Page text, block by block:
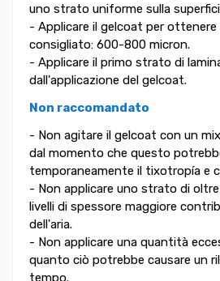
uno strato uniforme sulla
- Applicare il gelcoat per ottenere
consigliato: 600-800 micron.
- Applicare il primo strato di
dall'applicazione del gelcoat.
Non raccomandato
- Non agitare il gelcoat con un
dal momento che questo
temporaneamente il tixotropía e
- Non applicare uno strato di
livelli di spessore maggiore
dell'aria.
- Non applicare una quantità
quanto ciò potrebbe causare un
tempo.